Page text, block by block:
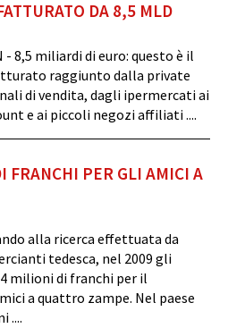
DA 8,5 MLD
- 8,5 miliardi di euro: questo è il
raggiunto dalla private
di vendita, dagli ipermercati ai
e ai piccoli negozi affiliati ....
FRANCHI PER GLI AMICI A
alla ricerca effettuata da
tedesca, nel 2009 gli
milioni di franchi per il
a quattro zampe. Nel paese
....